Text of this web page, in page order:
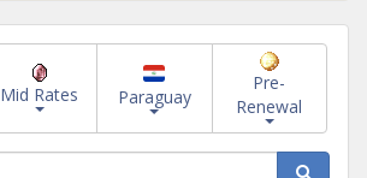
Mid Rates Paraguay
Pre-
Renewal